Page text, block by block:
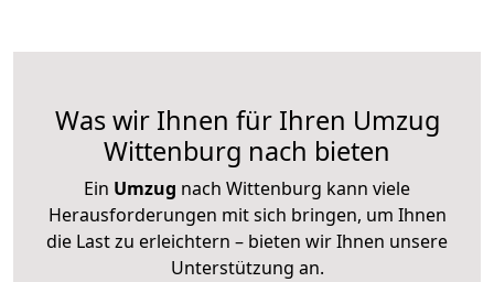
Was wir Ihnen für Ihren Umzug
Wittenburg nach bieten
Ein Umzug nach Wittenburg kann viele
Herausforderungen mit sich bringen, um Ihnen
die Last zu erleichtern – bieten wir Ihnen unsere
Unterstützung an.